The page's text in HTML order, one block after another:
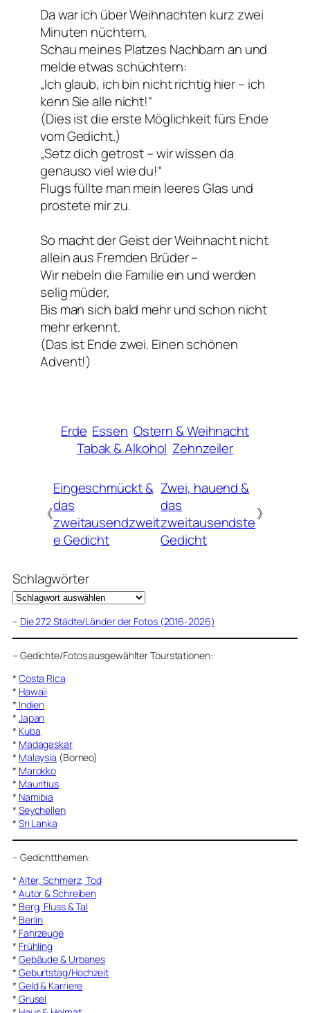
Da war ich über Weihnachten kurz zwei
Minuten nüchtern,
Schau meines Platzes Nachbarn an und
melde etwas schüchtern:
„Ich glaub, ich bin nicht richtig hier – ich
kenn Sie alle nicht!“
(Dies ist die erste Möglichkeit fürs Ende
vom Gedicht.)
„Setz dich getrost – wir wissen da
genauso viel wie du!“
Flugs füllte man mein leeres Glas und
prostete mir zu.
So macht der Geist der Weihnacht nicht
allein aus Fremden Brüder –
Wir nebeln die Familie ein und werden
selig müder,
Bis man sich bald mehr und schon nicht
mehr erkennt.
(Das ist Ende zwei. Einen schönen
Advent!)
Erde Essen Ostern & Weihnacht
Tabak & Alkohol Zehnzeiler
《
Eingeschmückt &
das
zweitausendzweit
e Gedicht
Zwei, hauend &
das
zweitausendste
Gedicht
》
Schlagwörter
– Die 272 Städte/Länder der Fotos (2016-2026)
– Gedichte/Fotos ausgewählter Tourstationen:
* Costa Rica
* Hawaii
* Indien
* Japan
* Kuba
* Madagaskar
* Malaysia (Borneo)
* Marokko
* Mauritius
* Namibia
* Seychellen
* Sri Lanka
– Gedichtthemen:
* Alter, Schmerz, Tod
* Autor & Schreiben
* Berg, Fluss & Tal
* Berlin
* Fahrzeuge
* Frühling
* Gebäude & Urbanes
* Geburtstag/Hochzeit
* Geld & Karriere
* Grusel